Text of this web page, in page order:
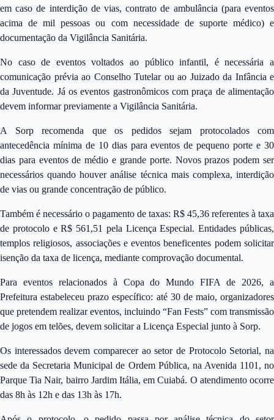
em caso de interdição de vias, contrato de ambulância (para eventos
acima de mil pessoas ou com necessidade de suporte médico) e
documentação da Vigilância Sanitária.
No caso de eventos voltados ao público infantil, é necessária a
comunicação prévia ao Conselho Tutelar ou ao Juizado da Infância e
da Juventude. Já os eventos gastronômicos com praça de alimentação
devem informar previamente a Vigilância Sanitária.
A Sorp recomenda que os pedidos sejam protocolados com
antecedência mínima de 10 dias para eventos de pequeno porte e 30
dias para eventos de médio e grande porte. Novos prazos podem ser
necessários quando houver análise técnica mais complexa, interdição
de vias ou grande concentração de público.
Também é necessário o pagamento de taxas: R$ 45,36 referentes à taxa
de protocolo e R$ 561,51 pela Licença Especial. Entidades públicas,
templos religiosos, associações e eventos beneficentes podem solicitar
isenção da taxa de licença, mediante comprovação documental.
Para eventos relacionados à Copa do Mundo FIFA de 2026, a
Prefeitura estabeleceu prazo específico: até 30 de maio, organizadores
que pretendem realizar eventos, incluindo “Fan Fests” com transmissão
de jogos em telões, devem solicitar a Licença Especial junto à Sorp.
Os interessados devem comparecer ao setor de Protocolo Setorial, na
sede da Secretaria Municipal de Ordem Pública, na Avenida 1101, no
Parque Tia Nair, bairro Jardim Itália, em Cuiabá. O atendimento ocorre
das 8h às 12h e das 13h às 17h.